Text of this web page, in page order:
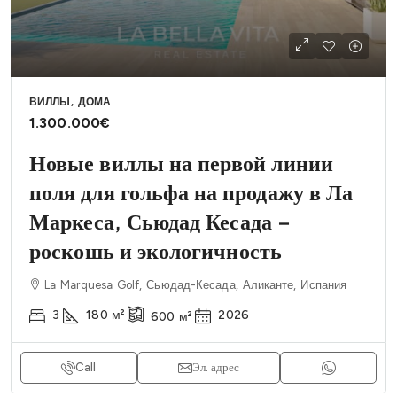
ВИЛЛЫ, ДОМА
1.300.000€
Новые виллы на первой линии
поля для гольфа на продажу в Ла
Маркеса, Сьюдад Кесада –
роскошь и экологичность
La Marquesa Golf, Сьюдад-Кесада, Аликанте, Испания
3 180 м² 600 м² 2026
Call Эл. адрес